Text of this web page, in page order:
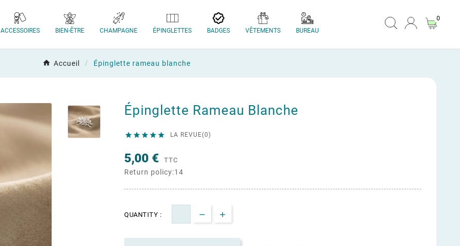
ACCESSOIRES BIEN-ÊTRE CHAMPAGNE ÉPINGLETTES BADGES VÊTEMENTS BUREAU
0
Accueil Épinglette rameau blanche
Épinglette Rameau Blanche
     LA REVUE(0)
5,00 € TTC
Return policy:14
QUANTITY :